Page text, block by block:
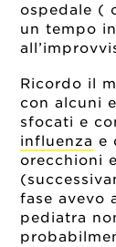
ospedale (
un tempo
Ricordo il
con alcuni
sfocati e
influenza e
orecchioni
fase avevo
pediatra